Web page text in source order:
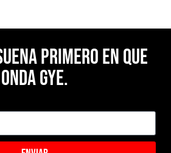
primero en Que
Onda Gye.